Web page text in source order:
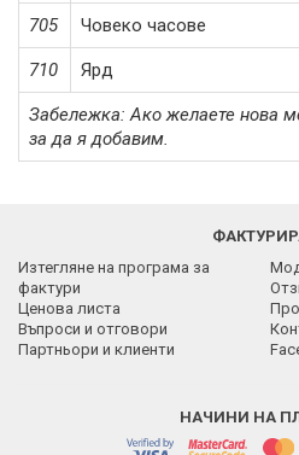
705 Човеко часове
710 Ярд
Забележка: Ако желаете нова
за да я добавим.
Изтегляне на програма за
фактури
Ценова листа
Въпроси и отговори
Партньори и клиенти
НАЧИНИ НА